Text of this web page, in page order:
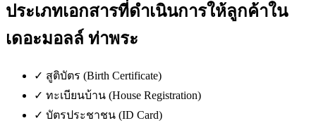
ประเภทเอกสารที่ดำเนินการให้ลูกค้าใน
เดอะมอลล์ ท่าพระ
✓ สูติบัตร (Birth Certificate)
✓ ทะเบียนบ้าน (House Registration)
✓ บัตรประชาชน (ID Card)